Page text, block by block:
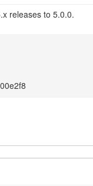
releases to 5.0.0.